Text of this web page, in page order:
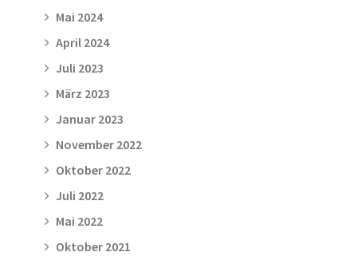
Mai 2024
April 2024
Juli 2023
März 2023
Januar 2023
November 2022
Oktober 2022
Juli 2022
Mai 2022
Oktober 2021